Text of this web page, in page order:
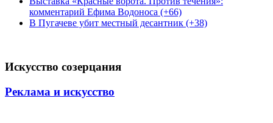
комментарий Ефима Водоноса (+66)
В Пугачеве убит местный десантник (+38)
Искусство созерцания
Реклама и искусство